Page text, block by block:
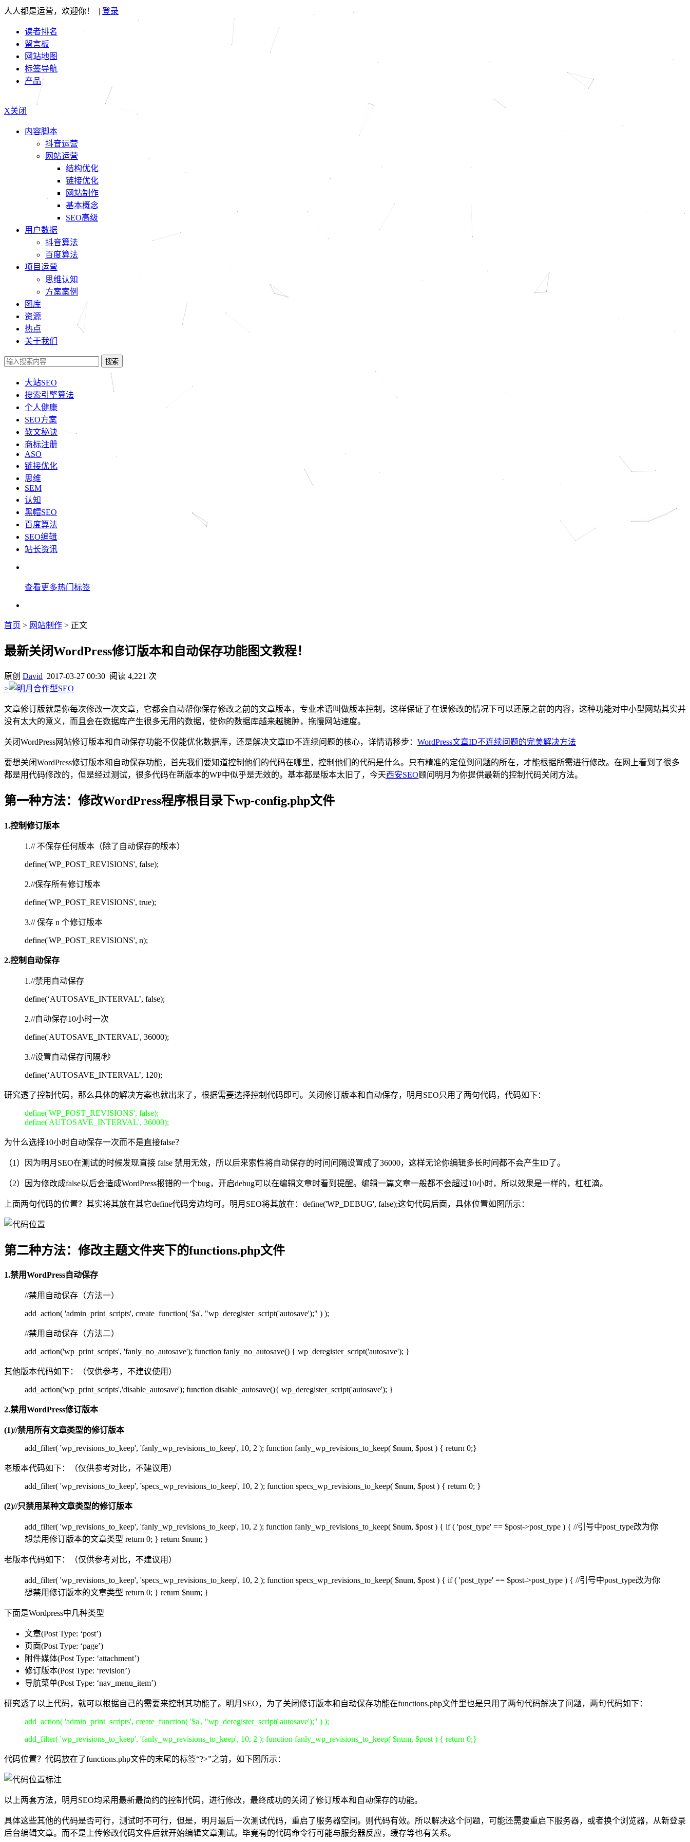
人人都是运营，欢迎你！ | 登录
读者排名
留言板
网站地图
标签导航
产品
X关闭
内容脚本
抖音运营
网站运营
结构优化
链接优化
网站制作
基本概念
SEO高级
用户数据
抖音算法
百度算法
项目运营
思维认知
方案案例
图库
资源
热点
关于我们
搜索
大站SEO
搜索引擎算法
个人健康
SEO方案
软文秘诀
商标注册
ASO
链接优化
思维
SEM
认知
黑帽SEO
百度算法
SEO编辑
站长资讯
查看更多热门标签
首页 > 网站制作 > 正文
最新关闭WordPress修订版本和自动保存功能图文教程！
原创 David 2017-03-27 00:30 阅读 4,221 次
>
文章修订版就是你每次修改一次文章，它都会自动帮你保存修改之前的文章版本，专业术语叫做版本控制，这样保证了在误修改的情况下可以还原之前的内容，这种功能对中小型网站其实并
没有太大的意义，而且会在数据库产生很多无用的数据，使你的数据库越来越臃肿，拖慢网站速度。
关闭WordPress网站修订版本和自动保存功能不仅能优化数据库，还是解决文章ID不连续问题的核心，详情请移步： WordPress文章ID不连续问题的完美解决方法
要想关闭WordPress修订版本和自动保存功能，首先我们要知道控制他们的代码在哪里，控制他们的代码是什么。只有精准的定位到问题的所在，才能根据所需进行修改。在网上看到了很多
都是用代码修改的，但是经过测试，很多代码在新版本的WP中似乎是无效的。基本都是版本太旧了，今天西安SEO顾问明月为你提供最新的控制代码关闭方法。
第一种方法：修改WordPress程序根目录下wp-config.php文件
1.控制修订版本
1.// 不保存任何版本（除了自动保存的版本）
define('WP_POST_REVISIONS', false);
2.//保存所有修订版本
define('WP_POST_REVISIONS', true);
3.// 保存 n 个修订版本
define('WP_POST_REVISIONS', n);
2.控制自动保存
1.//禁用自动保存
define(‘AUTOSAVE_INTERVAL’, false);
2.//自动保存10小时一次
define('AUTOSAVE_INTERVAL', 36000);
3.//设置自动保存间隔/秒
define(‘AUTOSAVE_INTERVAL’, 120);
研究透了控制代码，那么具体的解决方案也就出来了，根据需要选择控制代码即可。关闭修订版本和自动保存，明月SEO只用了两句代码，代码如下：
define('WP_POST_REVISIONS', false);
define('AUTOSAVE_INTERVAL', 36000);
为什么选择10小时自动保存一次而不是直接false？
（1）因为明月SEO在测试的时候发现直接 false 禁用无效，所以后来索性将自动保存的时间间隔设置成了36000，这样无论你编辑多长时间都不会产生ID了。
（2）因为修改成false以后会造成WordPress报错的一个bug，开启debug可以在编辑文章时看到提醒。编辑一篇文章一般都不会超过10小时，所以效果是一样的，杠杠滴。
上面两句代码的位置？其实将其放在其它define代码旁边均可。明月SEO将其放在：define('WP_DEBUG', false);这句代码后面，具体位置如图所示：
第二种方法：修改主题文件夹下的functions.php文件
1.禁用WordPress自动保存
//禁用自动保存（方法一）
add_action( 'admin_print_scripts', create_function( '$a', "wp_deregister_script('autosave');" ) );
//禁用自动保存（方法二）
add_action('wp_print_scripts', 'fanly_no_autosave'); function fanly_no_autosave() { wp_deregister_script('autosave'); }
其他版本代码如下：（仅供参考，不建议使用）
add_action('wp_print_scripts','disable_autosave'); function disable_autosave(){ wp_deregister_script('autosave'); }
2.禁用WordPress修订版本
(1)//禁用所有文章类型的修订版本
add_filter( 'wp_revisions_to_keep', 'fanly_wp_revisions_to_keep', 10, 2 ); function fanly_wp_revisions_to_keep( $num, $post ) { return 0;}
老版本代码如下：（仅供参考对比，不建议用）
add_filter( 'wp_revisions_to_keep', 'specs_wp_revisions_to_keep', 10, 2 ); function specs_wp_revisions_to_keep( $num, $post ) { return 0; }
(2)//只禁用某种文章类型的修订版本
add_filter( 'wp_revisions_to_keep', 'fanly_wp_revisions_to_keep', 10, 2 ); function fanly_wp_revisions_to_keep( $num, $post ) { if ( 'post_type' == $post->post_type ) { //引号中post_type改为你
想禁用修订版本的文章类型 return 0; } return $num; }
老版本代码如下：（仅供参考对比，不建议用）
add_filter( 'wp_revisions_to_keep', 'specs_wp_revisions_to_keep', 10, 2 ); function specs_wp_revisions_to_keep( $num, $post ) { if ( 'post_type' == $post->post_type ) { //引号中post_type改为你
想禁用修订版本的文章类型 return 0; } return $num; }
下面是Wordpress中几种类型
文章(Post Type: ‘post’)
页面(Post Type: ‘page’)
附件媒体(Post Type: ‘attachment’)
修订版本(Post Type: ‘revision’)
导航菜单(Post Type: ‘nav_menu_item’)
研究透了以上代码，就可以根据自己的需要来控制其功能了。明月SEO，为了关闭修订版本和自动保存功能在functions.php文件里也是只用了两句代码解决了问题，两句代码如下：
add_action( 'admin_print_scripts', create_function( '$a', "wp_deregister_script('autosave');" ) );
add_filter( 'wp_revisions_to_keep', 'fanly_wp_revisions_to_keep', 10, 2 ); function fanly_wp_revisions_to_keep( $num, $post ) { return 0;}
代码位置？代码放在了functions.php文件的末尾的标签“?>”之前，如下图所示：
以上两套方法，明月SEO均采用最新最简约的控制代码，进行修改，最终成功的关闭了修订版本和自动保存的功能。
具体这些其他的代码是否可行，测试时不可行，但是，明月最后一次测试代码，重启了服务器空间。则代码有效。所以解决这个问题，可能还需要重启下服务器，或者换个浏览器，从新登录
后台编辑文章。而不是上传修改代码文件后就开始编辑文章测试。毕竟有的代码命令行可能与服务器反应，缓存等也有关系。